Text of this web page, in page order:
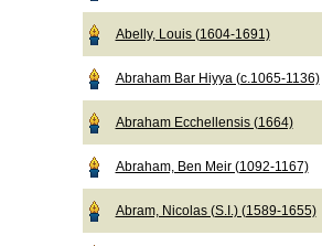
Abelly, Louis (1604-1691)
Abraham Bar Hiyya (c.1065-1136)
Abraham Ecchellensis (1664)
Abraham, Ben Meir (1092-1167)
Abram, Nicolas (S.I.) (1589-1655)